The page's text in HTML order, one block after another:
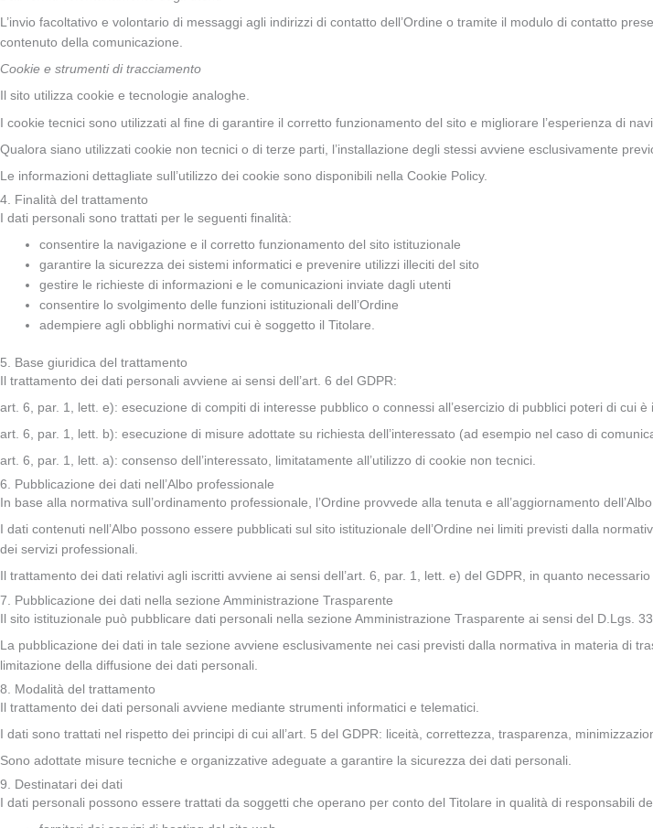
L’invio facoltativo e volontario di messaggi agli indirizzi di contatto dell’Ordine o tramite il modulo di contatto
contenuto della comunicazione.
Cookie e strumenti di tracciamento
Il sito utilizza cookie e tecnologie analoghe.
I cookie tecnici sono utilizzati al fine di garantire il corretto funzionamento del sito e migliorare l’esperienza di
Qualora siano utilizzati cookie non tecnici o di terze parti, l’installazione degli stessi avviene esclusivamente
Le informazioni dettagliate sull’utilizzo dei cookie sono disponibili nella Cookie Policy.
4. Finalità del trattamento
I dati personali sono trattati per le seguenti finalità:
consentire la navigazione e il corretto funzionamento del sito istituzionale
garantire la sicurezza dei sistemi informatici e prevenire utilizzi illeciti del sito
gestire le richieste di informazioni e le comunicazioni inviate dagli utenti
consentire lo svolgimento delle funzioni istituzionali dell’Ordine
adempiere agli obblighi normativi cui è soggetto il Titolare.
5. Base giuridica del trattamento
Il trattamento dei dati personali avviene ai sensi dell’art. 6 del GDPR:
art. 6, par. 1, lett. e): esecuzione di compiti di interesse pubblico o connessi all’esercizio di pubblici poteri di cui è
art. 6, par. 1, lett. b): esecuzione di misure adottate su richiesta dell’interessato (ad esempio nel caso di
art. 6, par. 1, lett. a): consenso dell’interessato, limitatamente all’utilizzo di cookie non tecnici.
6. Pubblicazione dei dati nell’Albo professionale
In base alla normativa sull’ordinamento professionale, l’Ordine provvede alla tenuta e all’aggiornamento
I dati contenuti nell’Albo possono essere pubblicati sul sito istituzionale dell’Ordine nei limiti previsti dalla
dei servizi professionali.
Il trattamento dei dati relativi agli iscritti avviene ai sensi dell’art. 6, par. 1, lett. e) del GDPR, in quanto
7. Pubblicazione dei dati nella sezione Amministrazione Trasparente
Il sito istituzionale può pubblicare dati personali nella sezione Amministrazione Trasparente ai sensi del D.Lgs.
La pubblicazione dei dati in tale sezione avviene esclusivamente nei casi previsti dalla normativa in materia di
limitazione della diffusione dei dati personali.
8. Modalità del trattamento
Il trattamento dei dati personali avviene mediante strumenti informatici e telematici.
I dati sono trattati nel rispetto dei principi di cui all’art. 5 del GDPR: liceità, correttezza, trasparenza,
Sono adottate misure tecniche e organizzative adeguate a garantire la sicurezza dei dati personali.
9. Destinatari dei dati
I dati personali possono essere trattati da soggetti che operano per conto del Titolare in qualità di responsabili